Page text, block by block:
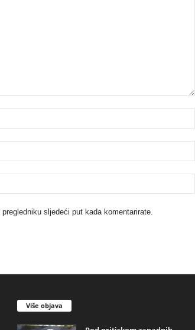
sljedeći put kada komentarirate.
Više objava